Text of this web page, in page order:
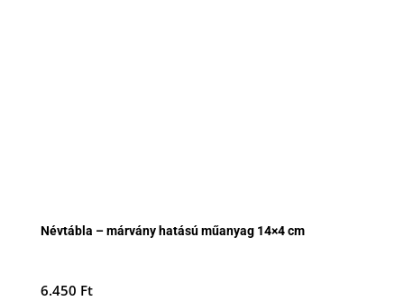
Névtábla – márvány hatású műanyag 14×4 cm
6.450 Ft